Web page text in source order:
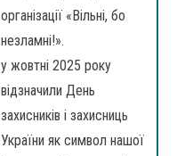
організації «Вільні, бо
незламні!».
у жовтні 2025 року
відзначили День
захисників і захисниць
України як символ нашої